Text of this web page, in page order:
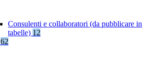
Consulenti e collaboratori (da pubblicare in
tabelle) 12
62